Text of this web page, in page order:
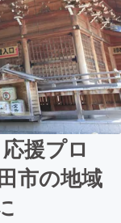
援プロ
市の地域